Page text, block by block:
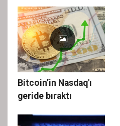
Bitcoin’in Nasdaq'ı
geride bıraktı